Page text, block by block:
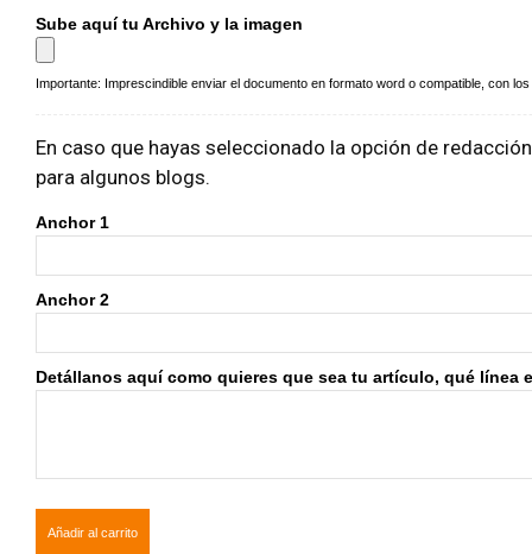
Sube aquí tu Archivo y la imagen
Importante: Imprescindible enviar el documento en formato word o compatible, con
En caso que hayas seleccionado la opción de
para algunos blogs.
Anchor 1
Anchor 2
Detállanos aquí como quieres que sea tu artículo, qué línea
Añadir al carrito